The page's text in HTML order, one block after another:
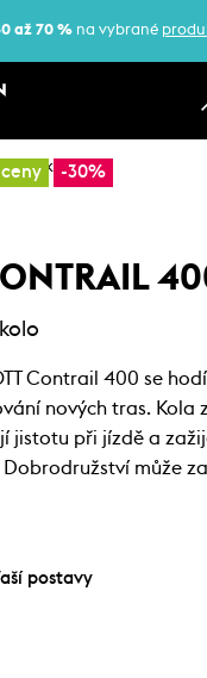
až 70 % na vybrané
-30%
kola
Contrail 400 se
nových tras. Kola
jistotu při jízdě a
může
postavy